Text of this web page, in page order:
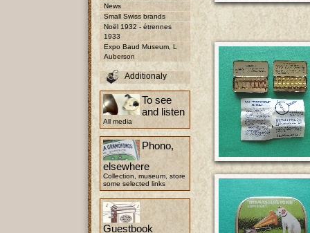
News
Small Swiss brands
Noël 1932 - étrennes
1933
Expo Baud Museum, L
Auberson
Additionaly
To see
and listen
All media
Phono,
elsewhere
Collection, museum, store
some selected links
Guestbook